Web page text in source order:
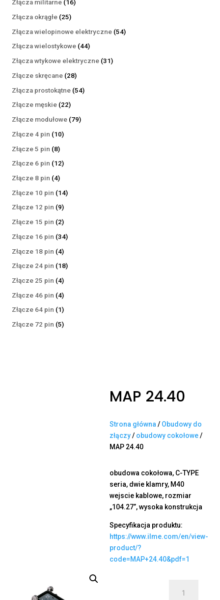
Złącza militarne 1616
Złącza okrągłe 2525
produktów
Złącza wielopinowe elektryczne 5454
Złącza wielostykowe 4444
produkty
Złącza wtykowe elektryczne 3131
Złącze skręcane 2828
produktów
Złącza prostokątne 5454
Złącze męskie 2222
produkty
Złącze modułowe 7979
Złącze 4 pin 1010
Złącze 5 pin 88
produktów
Złącze 6 pin 1212
Złącze 8 pin 44
produkty
Złącze 10 pin 1414
Złącze 12 pin 99
produktów
Złącze 15 pin 22
produkty
Złącze 16 pin 3434
Złącze 18 pin 44
produkty
Złącze 24 pin 1818
Złącze 25 pin 44
produkty
Złącze 46 pin 44
produkty
Złącze 64 pin 11
produkt
Złącze 72 pin 55
MAP 24.40
Strona główna / Obudowy do
złączy/ obudowy cokołowe/
MAP 24.40
obudowa cokołowa, C-TYPE
seria, dwie klamry, M40
wejscie kablowe, rozmiar
„104.27”, wysoka konstrukcja
Specyfikacja produktu:
https://www.ilme.com/en/view-
product/?
code=MAP+24.40&pdf=1